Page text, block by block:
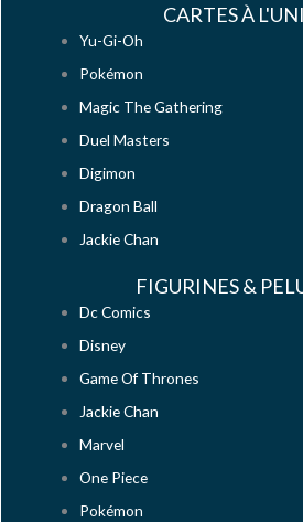
CARTES À
Yu-Gi-Oh
Pokémon
Magic The Gathering
Duel Masters
Digimon
Dragon Ball
Jackie Chan
FIGURINES &
Dc Comics
Disney
Game Of Thrones
Jackie Chan
Marvel
One Piece
Pokémon